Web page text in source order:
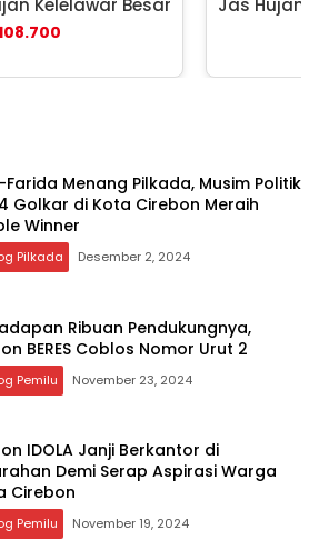
Farida Menang Pilkada, Musim Politik
Golkar di Kota Cirebon Meraih
Winner
Pilkada Desember 2, 2024
Ribuan Pendukungnya,
BERES Coblos Nomor Urut 2
Pemilu November 23, 2024
IDOLA Janji Berkantor di
Demi Serap Aspirasi Warga
Cirebon
Pemilu November 19, 2024